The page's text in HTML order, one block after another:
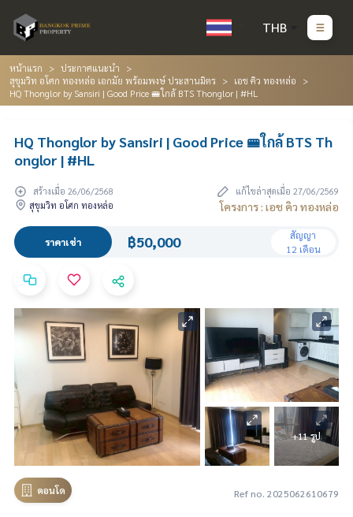
THB
หน้าแรก
ประกาศแนะนำ
สุขุมวิท อโศก ทองหล่อ เอกมัย พร้อมพงษ์ ประสานมิตร
เอช คิว ทองหล่อ
HQ Thonglor by Sansiri | Good Price 🚝ใกล้ BTS Thonglor | #HL
HQ Thonglor by Sansiri | Good Price 🚝ใกล้ BTS Th
onglor | #HL
สร้างเมื่อ 26/06/2568
แก้ไขล่าสุดเมื่อ 27/06/2569
สุขุมวิท อโศก ทองหล่อ
โครงการ : เอช คิว ทองหล่อ
ราคาเช่า ฿50,000
สัญญา
12 เดือน
+11 รูป
คอนโด Ref no. 2025062610679